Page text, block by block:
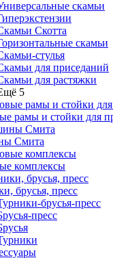
скамьи
Скотта
скамьи
стулья
для приседаний
для растяжки
5
рамы и стойки для
Смита
комплексы
брусья, пресс
брусья-пресс
пресс